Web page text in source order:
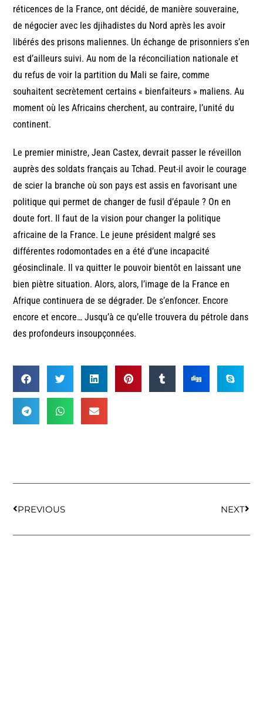
réticences de la France, ont décidé, de manière souveraine,
de négocier avec les djihadistes du Nord après les avoir
libérés des prisons maliennes. Un échange de prisonniers s’en
est d’ailleurs suivi. Au nom de la réconciliation nationale et
du refus de voir la partition du Mali se faire, comme
souhaitent secrètement certains « bienfaiteurs » maliens. Au
moment où les Africains cherchent, au contraire, l’unité du
continent.
Le premier ministre, Jean Castex, devrait passer le réveillon
auprès des soldats français au Tchad. Peut-il avoir le courage
de scier la branche où son pays est assis en favorisant une
politique qui permet de changer de fusil d’épaule ? On en
doute fort. Il faut de la vision pour changer la politique
africaine de la France. Le jeune président malgré ses
différentes rodomontades en a été d’une incapacité
géosinclinale. Il va quitter le pouvoir bientôt en laissant une
bien piètre situation. Alors, alors, l’image de la France en
Afrique continuera de se dégrader. De s’enfoncer. Encore
encore et encore… Jusqu’à ce qu’elle trouvera du pétrole dans
des profondeurs insoupçonnées.
PREVIOUS NEXT